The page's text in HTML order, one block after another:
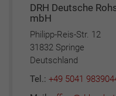
DRH Deutsche
mbH
Philipp-Reis-Str. 12
31832 Springe
Deutschland
Tel.: +49 5041